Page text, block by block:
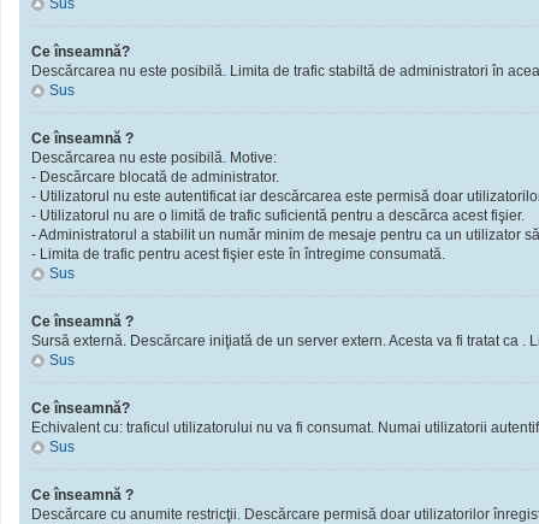
Sus
Ce înseamnă?
Descărcarea nu este posibilă. Limita de trafic stabiltă de administratori în
Sus
Ce înseamnă ?
Descărcarea nu este posibilă. Motive:
- Descărcare blocată de administrator.
- Utilizatorul nu este autentificat iar descărcarea este permisă doar
- Utilizatorul nu are o limită de trafic suficientă pentru a descărca acest fişier.
- Administratorul a stabilit un număr minim de mesaje pentru ca un utilizator
- Limita de trafic pentru acest fişier este în întregime consumată.
Sus
Ce înseamnă ?
Sursă externă. Descărcare iniţiată de un server extern. Acesta va fi tratat ca
Sus
Ce înseamnă?
Echivalent cu: traficul utilizatorului nu va fi consumat. Numai utilizatorii
Sus
Ce înseamnă ?
Descărcare cu anumite restricţii. Descărcare permisă doar utilizatorilor